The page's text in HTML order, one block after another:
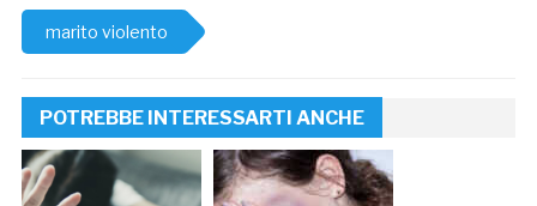
marito violento
POTREBBE INTERESSARTI ANCHE